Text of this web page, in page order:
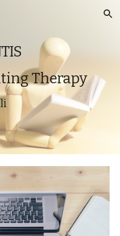
Skip to navigation
Therapy